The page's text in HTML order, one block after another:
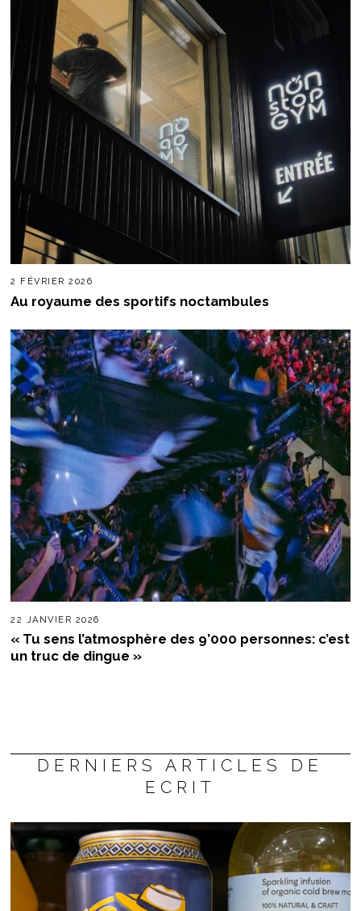
2 FÉVRIER 2026
Au royaume des sportifs noctambules
22 JANVIER 2026
« Tu sens l’atmosphère des 9’000 personnes: c’est
un truc de dingue »
DERNIERS ARTICLES DE
ECRIT